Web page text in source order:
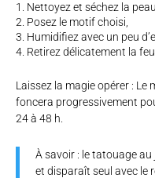
Nettoyez et séchez la peau,
Posez le motif choisi,
Humidifiez avec un peu
Retirez délicatement la
Laissez la magie opérer :
foncera progressivement
24 à 48 h.
À savoir : le tatouage au
et disparaît seul avec le